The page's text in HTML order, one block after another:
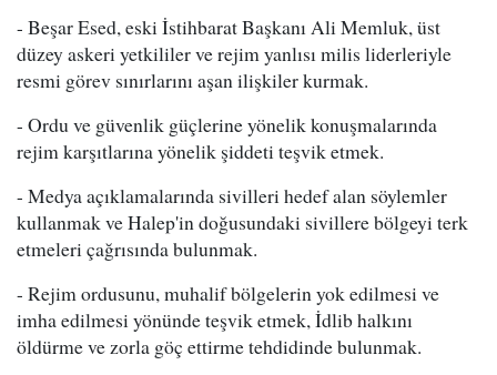
- Beşar Esed, eski İstihbarat Başkanı Ali Memluk, üst
düzey askeri yetkililer ve rejim yanlısı milis liderleriyle
resmi görev sınırlarını aşan ilişkiler kurmak.
- Ordu ve güvenlik güçlerine yönelik konuşmalarında
rejim karşıtlarına yönelik şiddeti teşvik etmek.
- Medya açıklamalarında sivilleri hedef alan söylemler
kullanmak ve Halep'in doğusundaki sivillere bölgeyi terk
etmeleri çağrısında bulunmak.
- Rejim ordusunu, muhalif bölgelerin yok edilmesi ve
imha edilmesi yönünde teşvik etmek, İdlib halkını
öldürme ve zorla göç ettirme tehdidinde bulunmak.